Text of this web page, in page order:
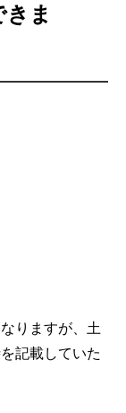
ま
りますが、土
記載していた